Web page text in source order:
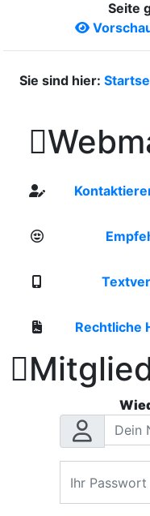
Seite
Sie sind hier:

Rechtliche
